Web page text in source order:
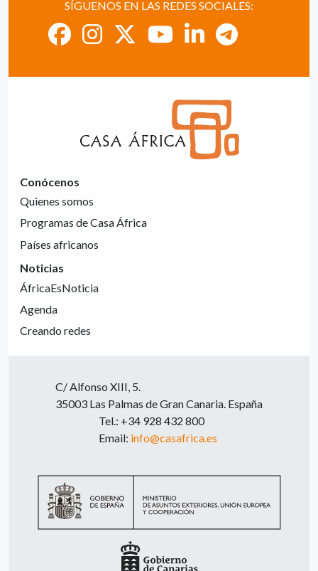
SÍGUENOS EN LAS REDES SOCIALES:
Conócenos
Quienes somos
Programas de Casa África
Países africanos
Noticias
ÁfricaEsNoticia
Agenda
Creando redes
C/ Alfonso XIII, 5.
35003 Las Palmas de Gran Canaria. España
Tel.: +34 928 432 800
Email: info@casafrica.es